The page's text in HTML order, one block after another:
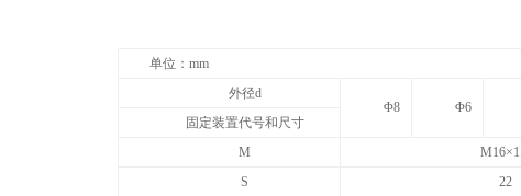
单位：mm
外径d
Φ8
Φ6
固定装置代号和尺寸
M
S
22